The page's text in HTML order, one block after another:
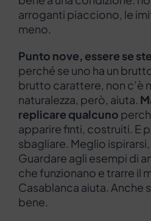
arroganti piacciono, le
meno.
Punto nove, essere se
perché se uno ha un
brutto carattere, non c’è
naturalezza, però, aiuta.
replicare qualcuno
apparire finti, costruiti. E
sbagliare. Meglio
Guardare agli esempi di
che funzionano e trarre il
Casablanca aiuta. Anche
bene.